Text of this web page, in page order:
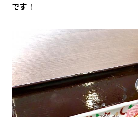
です！